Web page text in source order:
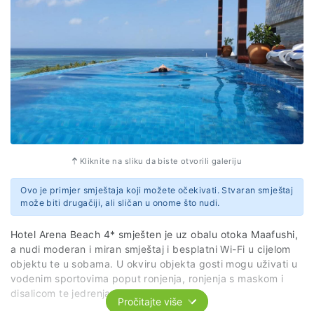
Kliknite na sliku da biste otvorili galeriju
Ovo je primjer smještaja koji možete očekivati. Stvaran smještaj
može biti drugačiji, ali sličan u onome što nudi.
Hotel Arena Beach 4* smješten je uz obalu otoka Maafushi,
a nudi moderan i miran smještaj i besplatni Wi-Fi u cijelom
objektu te u sobama. U okviru objekta gosti mogu uživati u
vodenim sportovima poput ronjenja, ronjenja s maskom i
disalicom te jedrenja na dasci.
Pročitajte više